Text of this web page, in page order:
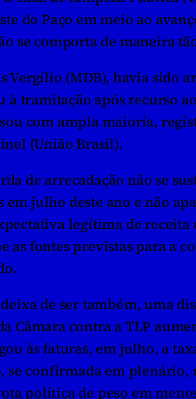
do Paço em meio ao
se comporta de maneira
Vergílio (MDB), havia sido
à tramitação após recurso
com ampla maioria,
(União Brasil).
de arrecadação não se
em julho deste ano e não
legítima de
as fontes previstas para a
de ser também, uma
Câmara contra a TLP
às faturas, em julho, a
se confirmada em plenário,
política de peso em